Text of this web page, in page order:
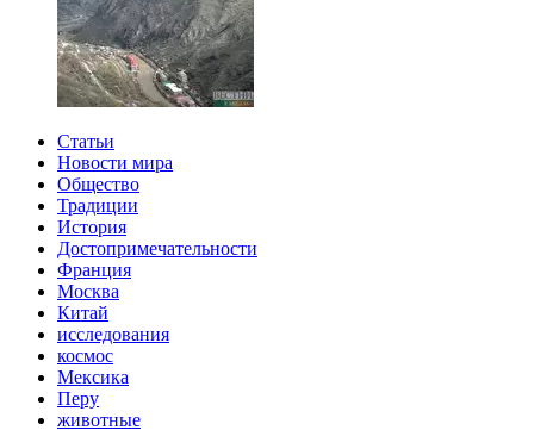
Статьи
Новости мира
Общество
Традиции
История
Достопримечательности
Франция
Москва
Китай
исследования
космос
Мексика
Перу
животные